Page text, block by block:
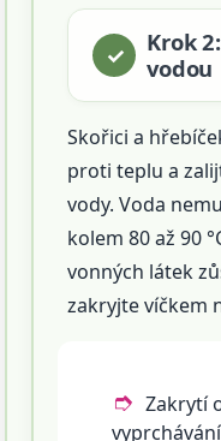
Krok
vodou
Skořici a
proti teplu a
vody. Voda
kolem 80 až 90
vonných látek
zakryjte víčkem
Zakrytí